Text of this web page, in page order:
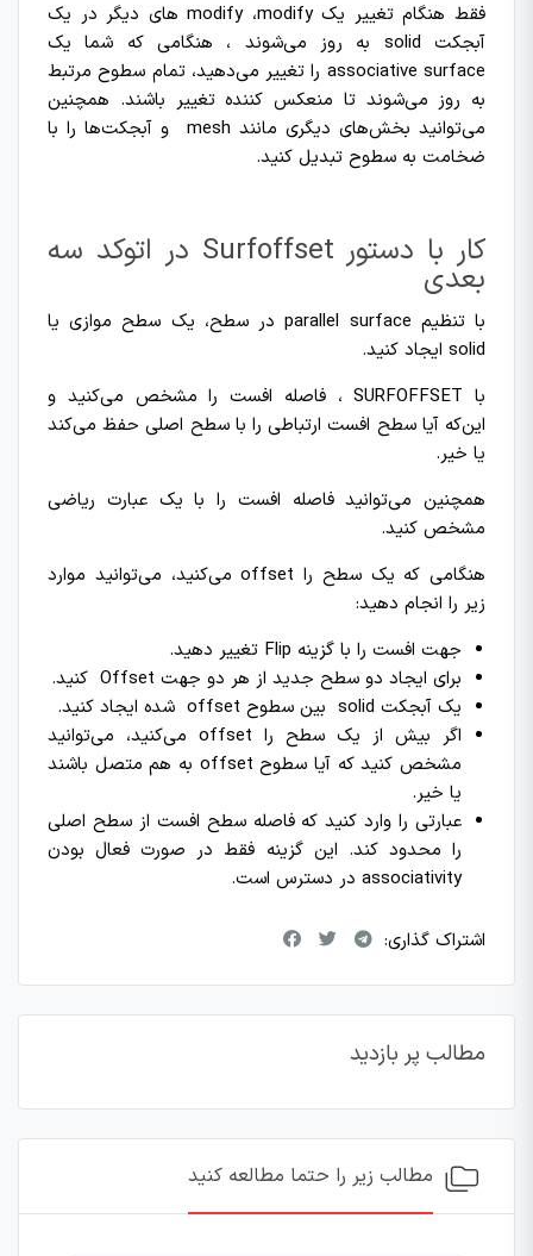
فقط هنگام تغییر یک modify‌ ،‌modify ‌های دیگر در یک
آبجکت solid به روز می‌شوند ، هنگامی که شما یک
associative surface را تغییر می‌دهید‌، تمام سطوح مرتبط
به روز می‌شوند تا منعکس کننده تغییر باشند. همچنین
می‌توانید بخش‌های دیگری مانند mesh و آبجکت‌ها را با
ضخامت به سطوح تبدیل کنید.
کار با دستور Surfoffset در اتوکد سه
بعدی
با تنظیم parallel surface در سطح‌، یک سطح موازی یا
solid ایجاد کنید.
با SURFOFFSET ، فاصله افست را مشخص می‌کنید و
این‌که آیا سطح افست ارتباطی را با سطح اصلی حفظ می‌کند
یا خیر.
همچنین می‌توانید فاصله افست را با یک عبارت ریاضی
مشخص کنید.
هنگامی که یک سطح را offset می‌کنید‌، می‌توانید موارد
زیر را انجام دهید:
جهت افست را با گزینه Flip تغییر دهید.
برای ایجاد دو سطح جدید از هر دو جهت Offset کنید.
یک آبجکت solid بین سطوح offset شده ایجاد کنید.
اگر بیش از یک سطح را offset می‌کنید‌، می‌توانید
مشخص کنید که آیا سطوح offset به هم متصل باشند
یا خیر.
عبارتی را وارد کنید که فاصله سطح افست از سطح اصلی
را محدود کند. این گزینه فقط در صورت فعال بودن
associativity در دسترس است.
اشتراک گذاری:
مطالب پر بازدید
مطالب زیر را حتما مطالعه کنید